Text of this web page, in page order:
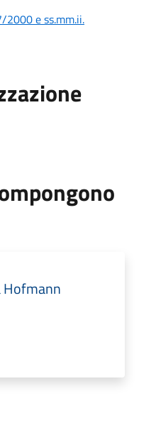
2000 e ss.mm.ii.
Hofmann